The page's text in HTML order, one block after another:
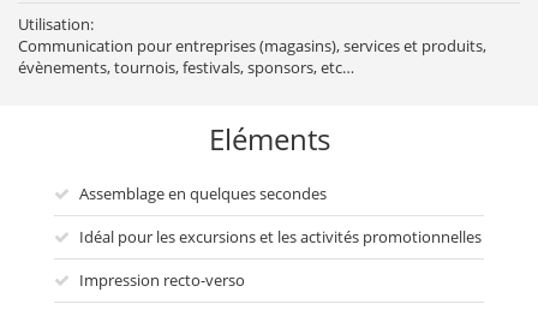
Utilisation:
Communication pour entreprises (magasins), services et produits,
évènements, tournois, festivals, sponsors, etc…
Eléments
Assemblage en quelques secondes
Idéal pour les excursions et les activités promotionnelles
Impression recto-verso